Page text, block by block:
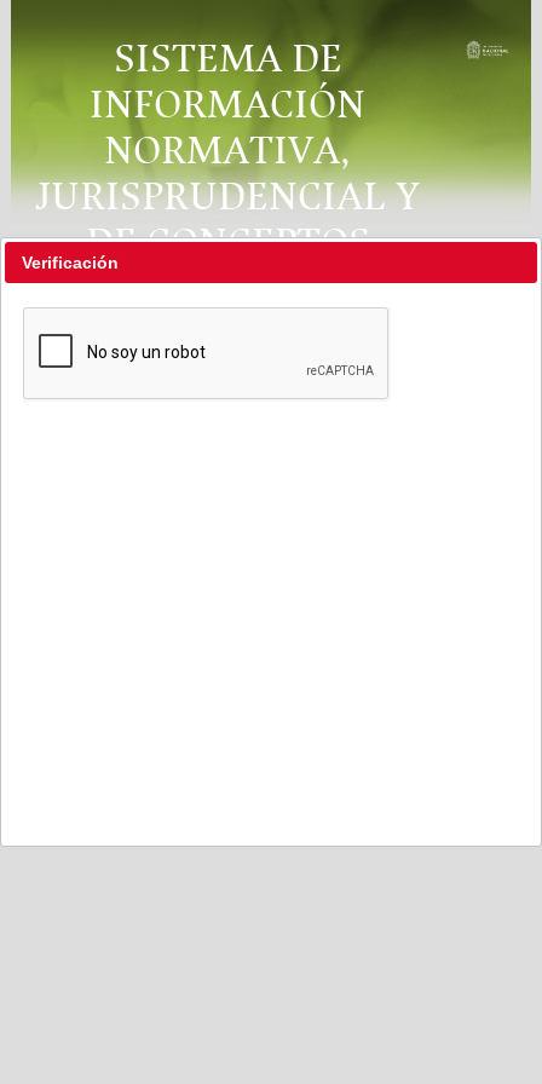
SISTEMA DE
INFORMACIÓN
NORMATIVA,
JURISPRUDENCIAL Y
DE CONCEPTOS
"RÉGIMEN LEGAL"
Verificación